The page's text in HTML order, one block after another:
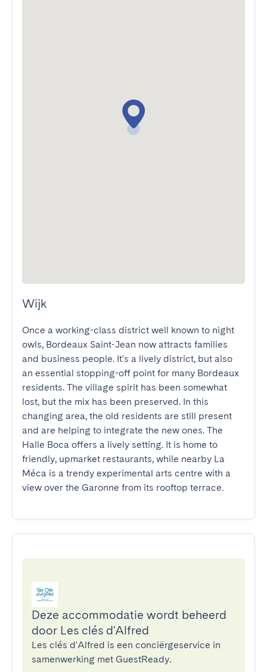
Wijk
Once a working-class district well known to night
owls, Bordeaux Saint-Jean now attracts families
and business people. It's a lively district, but also
an essential stopping-off point for many Bordeaux
residents. The village spirit has been somewhat
lost, but the mix has been preserved. In this
changing area, the old residents are still present
and are helping to integrate the new ones. The
Halle Boca offers a lively setting. It is home to
friendly, upmarket restaurants, while nearby La
Méca is a trendy experimental arts centre with a
view over the Garonne from its rooftop terrace.
Deze accommodatie wordt beheerd
door Les clés d'Alfred
Les clés d'Alfred is een conciërgeservice in
samenwerking met GuestReady.